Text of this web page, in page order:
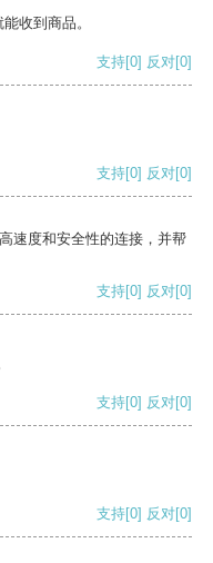
收到商品。
支持[0] 反对[0]
支持[0] 反对[0]
速度和安全性的连接，并帮
支持[0] 反对[0]
支持[0] 反对[0]
支持[0] 反对[0]